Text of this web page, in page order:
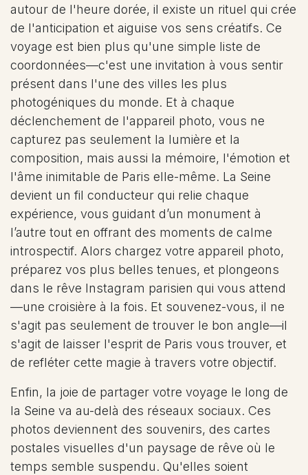
autour de l'heure dorée, il existe un rituel qui crée
de l'anticipation et aiguise vos sens créatifs. Ce
voyage est bien plus qu'une simple liste de
coordonnées—c'est une invitation à vous sentir
présent dans l'une des villes les plus
photogéniques du monde. Et à chaque
déclenchement de l'appareil photo, vous ne
capturez pas seulement la lumière et la
composition, mais aussi la mémoire, l'émotion et
l'âme inimitable de Paris elle-même. La Seine
devient un fil conducteur qui relie chaque
expérience, vous guidant d’un monument à
l’autre tout en offrant des moments de calme
introspectif. Alors chargez votre appareil photo,
préparez vos plus belles tenues, et plongeons
dans le rêve Instagram parisien qui vous attend
—une croisière à la fois. Et souvenez-vous, il ne
s'agit pas seulement de trouver le bon angle—il
s'agit de laisser l'esprit de Paris vous trouver, et
de refléter cette magie à travers votre objectif.
Enfin, la joie de partager votre voyage le long de
la Seine va au-delà des réseaux sociaux. Ces
photos deviennent des souvenirs, des cartes
postales visuelles d'un paysage de rêve où le
temps semble suspendu. Qu'elles soient